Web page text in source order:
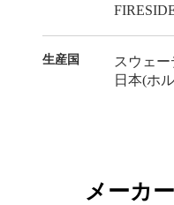
生産国
スウェ
日本(ホ
メーカ